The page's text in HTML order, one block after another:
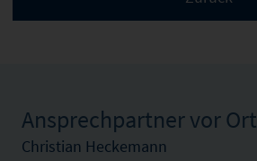
Ansprechpartner vor Ort
Christian Heckemann